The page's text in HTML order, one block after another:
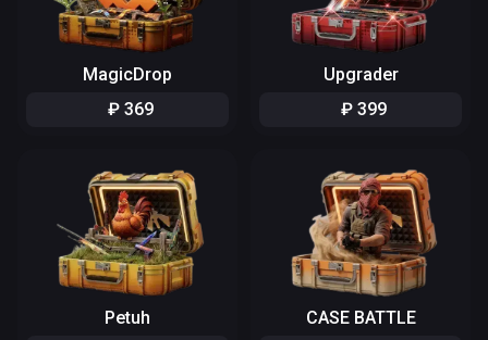
MagicDrop
₽ 369
Upgrader
₽ 399
Petuh
CASE BATTLE